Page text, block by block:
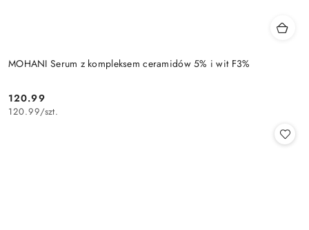
MOHANI Serum z kompleksem ceramidów 5% i wit F3%
Cena:
120.99
120.99/szt.